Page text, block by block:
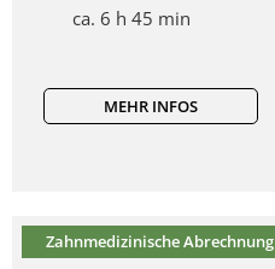
ca. 6 h 45 min
MEHR INFOS
Zahnmedizinische Abrechnung